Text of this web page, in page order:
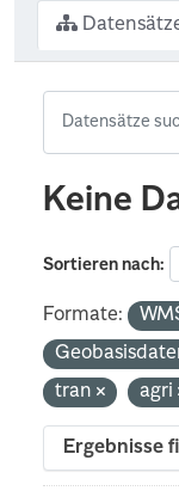
Keine
Sortieren nach
Formate:
tran
agri
Ergebnisse